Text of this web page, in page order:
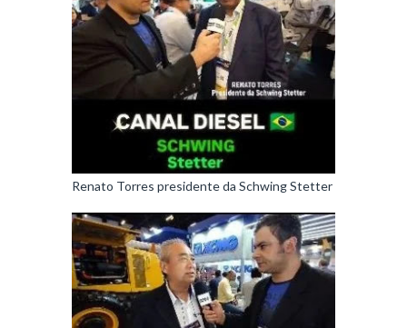
Renato Torres presidente da Schwing Stetter